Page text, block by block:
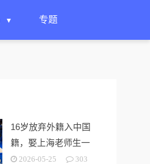
专题
16岁放弃外籍入中国
籍，娶上海老师生一
女，24岁帮上海男篮进
2026-05-25 303